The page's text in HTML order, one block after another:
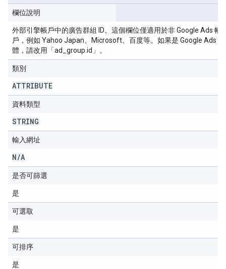
欄位說明
外部引擎帳戶中的廣告群組 ID。這個欄位僅適用於非 Google Ads 帳
戶，例如 Yahoo Japan、Microsoft、百度等。如果是 Google Ads 實
體，請改用「ad_group.id」。
類別
ATTRIBUTE
資料類型
STRING
輸入網址
N/A
是否可篩選
是
可選取
是
可排序
是